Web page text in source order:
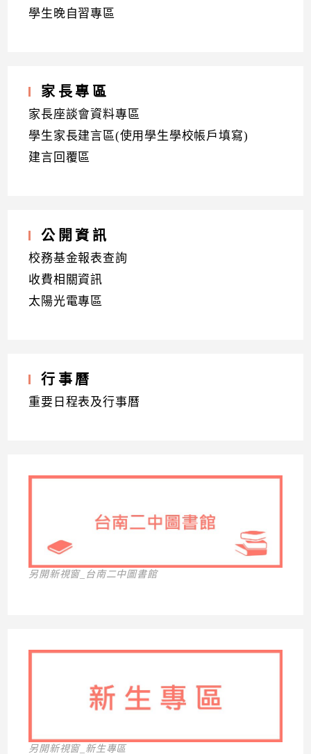
學生晚自習專區
家長專區
家長座談會資料專區
學生家長建言區(使用學生學校帳戶填寫)
建言回覆區
公開資訊
校務基金報表查詢
收費相關資訊
太陽光電專區
行事曆
重要日程表及行事曆
另開新視窗_台南二中圖書館
另開新視窗_新生專區